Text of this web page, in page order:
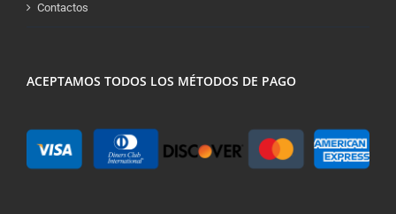
Contactos
ACEPTAMOS TODOS LOS MÉTODOS DE PAGO